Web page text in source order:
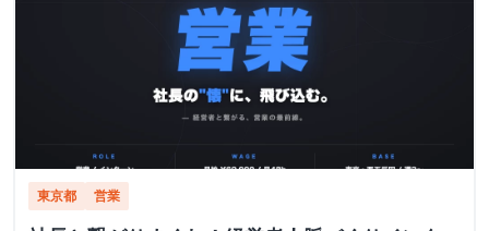
東京都 営業